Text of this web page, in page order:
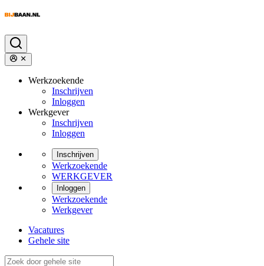
Werkzoekende
Inschrijven
Inloggen
Werkgever
Inschrijven
Inloggen
Inschrijven
Werkzoekende
WERKGEVER
Inloggen
Werkzoekende
Werkgever
Vacatures
Gehele site